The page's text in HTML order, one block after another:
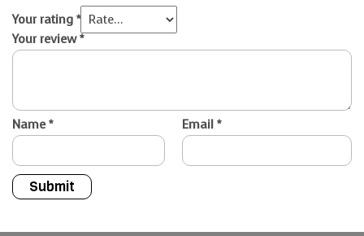
Your rating *
Your review*
Name* Email *